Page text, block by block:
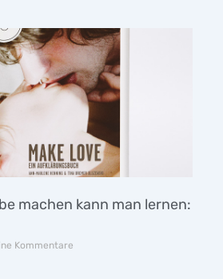
machen kann man lernen:
Kommentare